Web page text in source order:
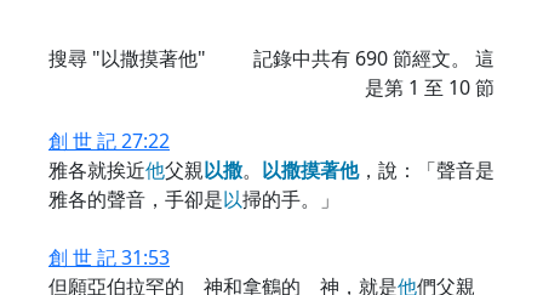
搜尋 "以撒摸著他" 記錄中共有 690節經文。 這
是第 1 至 10 節
創 世 記 27:22
雅各就挨近他父親以撒。 以撒摸著他，說：「聲音是
雅各的聲音，手卻是以掃的手。」
創 世 記 31:53
但願亞伯拉罕的 神和拿鶴的 神，就是他們父親